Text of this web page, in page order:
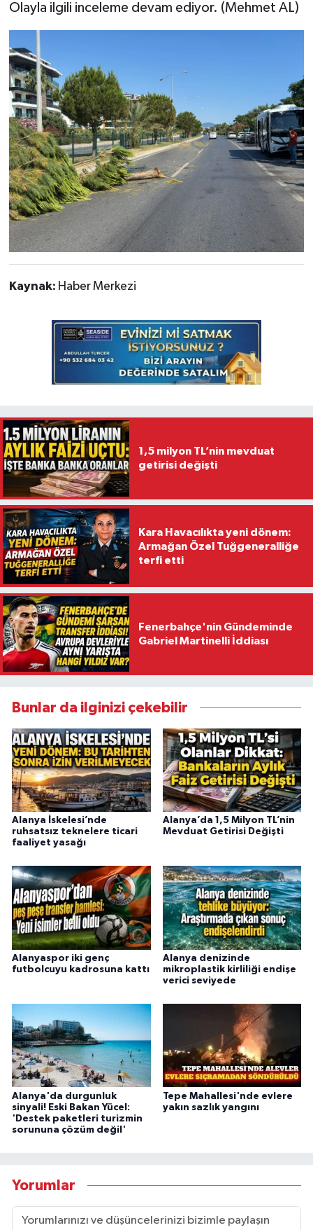
Olayla ilgili inceleme devam ediyor. (Mehmet AL)
Kaynak: Haber Merkezi
1,5 milyon TL’nin mevduat
getirisi değişti
Kara Havacılıkta yeni dönem:
Armağan Özel Tuğgeneralliğe
terfi etti
Fenerbahçe'nin Gündeminde
Gabriel Martinelli İddiası
Bunlar da ilginizi çekebilir
Alanya İskelesi’nde
ruhsatsız teknelere ticari
faaliyet yasağı
Alanya’da 1,5 Milyon TL’nin
Mevduat Getirisi Değişti
Alanyaspor iki genç
futbolcuyu kadrosuna kattı
Alanya denizinde
mikroplastik kirliliği endişe
verici seviyede
Alanya'da durgunluk
sinyali! Eski Bakan Yücel:
'Destek paketleri turizmin
sorununa çözüm değil'
Tepe Mahallesi'nde evlere
yakın sazlık yangını
Yorumlar